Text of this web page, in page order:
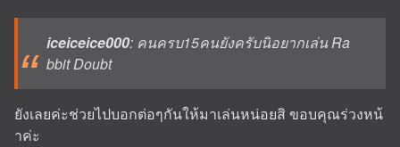
iceiceice000: คนครบ15คนยังครับนิอยากเล่น Ra
bbit Doubt
ยังเลยค่ะช่วยไปบอกต่อๆกันให้มาเล่นหน่อยสิ ขอบคุณร่วงหน้
าค่ะ